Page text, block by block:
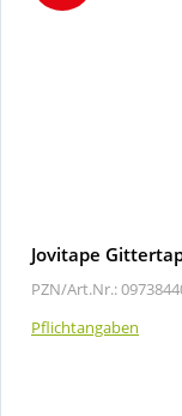
Jovitape
PZN/Art.Nr.:
Pflichtangaben